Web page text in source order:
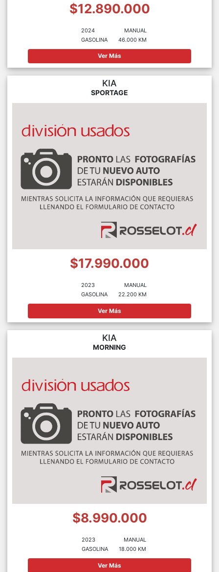
$12.890.000
2024
GASOLINA
MANUAL
46.000 KM
Ver Más
KIA
SPORTAGE
$17.990.000
2023
GASOLINA
MANUAL
22.200 KM
Ver Más
KIA
MORNING
$8.990.000
2023
GASOLINA
MANUAL
18.000 KM
Ver Más